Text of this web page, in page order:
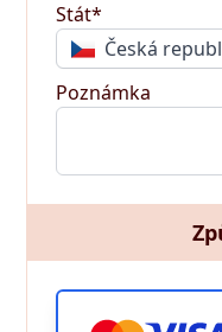
Stát*
Česká
Poznámka